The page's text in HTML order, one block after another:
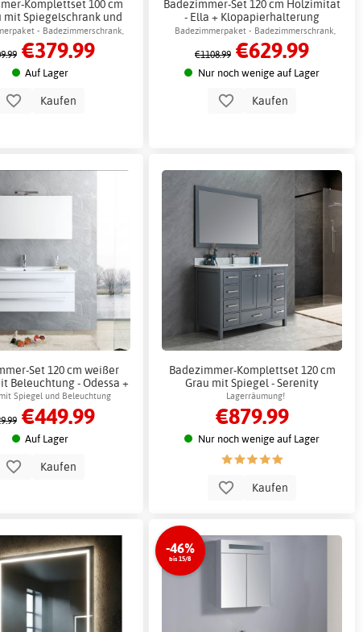
Komplettset 100 cm
mit Spiegelschrank und
- Istanbul + 2.00 x
- Badezimmerschrank,
& Spiegelschrank
€379.99
Auf Lager
Kaufen
Badezimmer-Set 120 cm Holzimitat
- Ella + Klopapierhalterung
Badezimmerpaket - Badezimmerschrank,
Kommode und Spiegel
€1108.99 €629.99
Nur noch wenige auf Lager
Kaufen
Set 120 cm weißer
Beleuchtung - Odessa +
Badezimmerhaken
Spiegel und Beleuchtung
€449.99
Auf Lager
Kaufen
Badezimmer-Komplettset 120 cm
Grau mit Spiegel - Serenity
Lagerräumung!
€879.99
Nur noch wenige auf Lager
Kaufen
-46%
bis 15/8